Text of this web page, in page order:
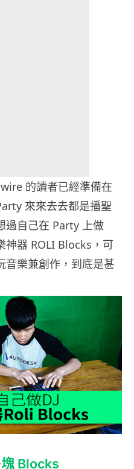
的讀者已經準備在
來來去去都是播聖
過自己在 Party 上做
神器 ROLI Blocks，可
音樂兼創作，到底是甚
Blocks